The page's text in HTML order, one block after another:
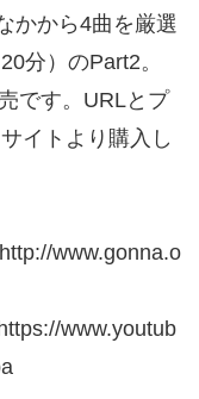
かから4曲を厳選
分）のPart2。
です。URLとプ
イトより購入し
www.gonna.o
www.youtub